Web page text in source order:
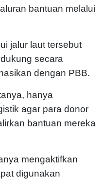
bantuan melalui
jalur laut tersebut
secara
dengan PBB.
hanya
agar para donor
bantuan mereka
mengaktifkan
digunakan